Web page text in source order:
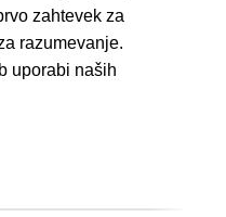
zahtevek za
razumevanje.
uporabi naših